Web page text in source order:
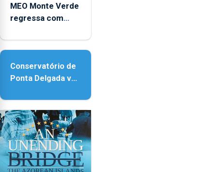
MEO Monte Verde
regressa com
acessibilidade
Conservatório de
Ponta Delgada vai
instrumentos